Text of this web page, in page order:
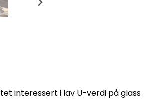
interessert i lav U-verdi på glass